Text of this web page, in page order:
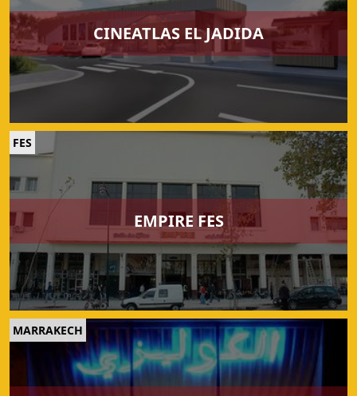
CINEATLAS EL JADIDA
FES
EMPIRE FES
MARRAKECH